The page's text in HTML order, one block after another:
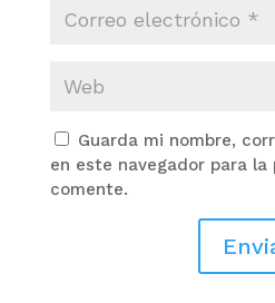
Guarda mi nombre,
en este navegador para la
comente.